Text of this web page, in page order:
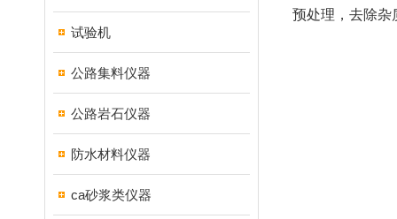
试验机
公路集料仪器
公路岩石仪器
防水材料仪器
ca砂浆类仪器
预处理，去除杂